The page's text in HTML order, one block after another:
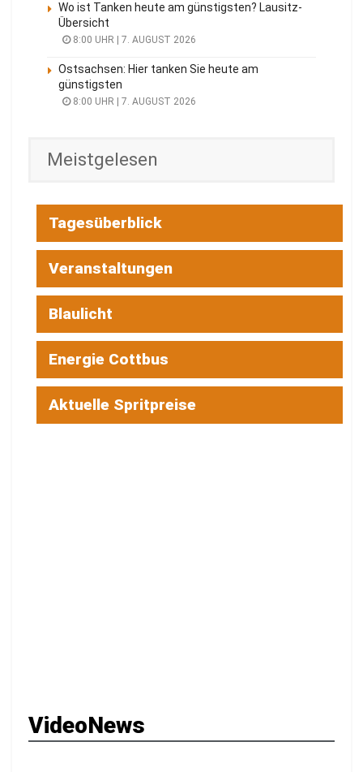
Wo ist Tanken heute am günstigsten? Lausitz-
Übersicht
8:00 UHR | 7. AUGUST 2026
Ostsachsen: Hier tanken Sie heute am
günstigsten
8:00 UHR | 7. AUGUST 2026
Meistgelesen
Tagesüberblick
Veranstaltungen
Blaulicht
Energie Cottbus
Aktuelle Spritpreise
VideoNews